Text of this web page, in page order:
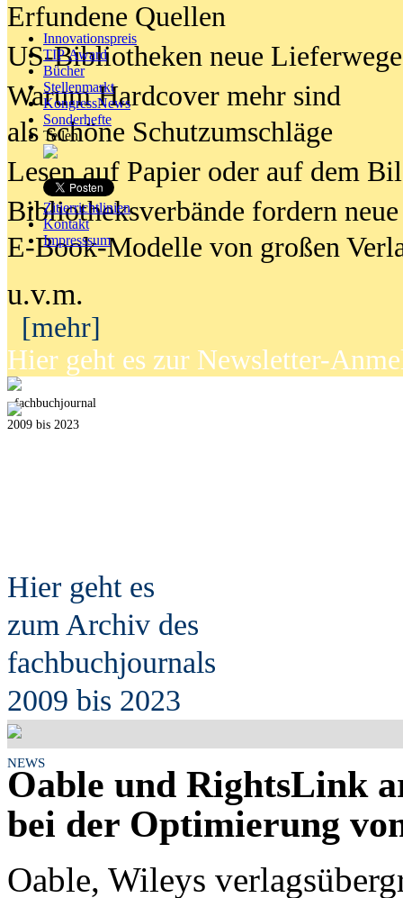
Innovationspreis
TIP Award
Bücher
Stellenmarkt
KongressNews
Sonderhefte
Teilen
Zitierrichtlinien
Kontakt
Impresssum
Erfundene Quellen
US-Bibliotheken neue Lieferwege
Warum Hardcover mehr sind
als schöne Schutzumschläge
Lesen auf Papier oder auf dem
Bibliotheksverbände fordern neue
E-Book-Modelle von großen
u.v.m.
[mehr]
Hier geht es zur Newsletter-
fachbuchjournal
2009 bis 2023
Hier geht es
zum Archiv des
fachbuchjournals
2009 bis 2023
NEWS
Oable und RightsLink
bei der Optimierung
Oable, Wileys